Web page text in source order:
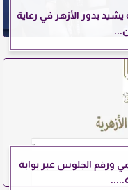
يشيد بدور الأزهر في رعاية
2026 بالرقم القومي ورقم الجلوس عبر بوابة